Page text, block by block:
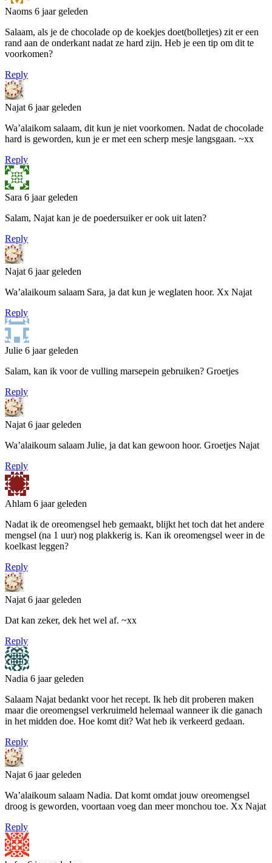
Naoms 6 jaar geleden
Salaam, als je de chocolade op de koekjes doet(bolletjes) zit er een
rand aan de onderkant nadat ze hard zijn. Heb je een tip om dit te
voorkomen?
Reply
Najat 6 jaar geleden
Wa’alaikom salaam, dit kun je niet voorkomen. Nadat de chocolade
hard is geworden, kun je er met een scherp mesje langsgaan. ~xx
Reply
Sara 6 jaar geleden
Salam, Najat kan je de poedersuiker er ook uit laten?
Reply
Najat 6 jaar geleden
Wa’alaikoum salaam Sara, ja dat kun je weglaten hoor. Xx Najat
Reply
Julie 6 jaar geleden
Salam, kan ik voor de vulling marsepein gebruiken? Groetjes
Reply
Najat 6 jaar geleden
Wa’alaikoum salaam Julie, ja dat kan gewoon hoor. Groetjes Najat
Reply
Ahlam 6 jaar geleden
Nadat ik de oreomengsel heb gemaakt, blijkt het toch dat het andere
mengsel (na 1 uur) nog plakkerig is. Kan ik oreomengsel weer in de
koelkast leggen?
Reply
Najat 6 jaar geleden
Dat kan zeker, dek het wel af. ~xx
Reply
Nadia 6 jaar geleden
Salaam Najat bedankt voor het recept. Ik heb dit proberen maken
maar die oreomengsel verkruimeld helemaal wanneer ik die ganach
in het midden doe. Hoe komt dit? Wat heb ik verkeerd gedaan.
Reply
Najat 6 jaar geleden
Wa’alaikoum salaam Nadia. Dat komt omdat jouw oreomengsel
droog is geworden, voortaan voeg dan meer monchou toe. Xx Najat
Reply